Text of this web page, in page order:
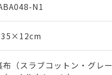
N1
（スラブコットン・グレ